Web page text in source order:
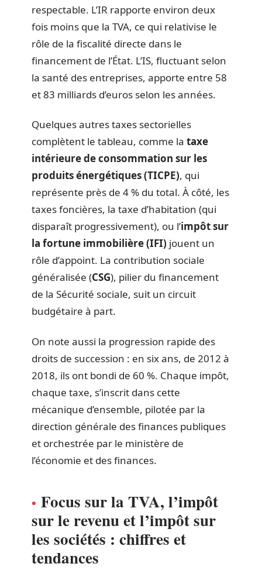
respectable. L’IR rapporte environ deux
fois moins que la TVA, ce qui relativise le
rôle de la fiscalité directe dans le
financement de l’État. L’IS, fluctuant selon
la santé des entreprises, apporte entre 58
et 83 milliards d’euros selon les années.
Quelques autres taxes sectorielles
complètent le tableau, comme la taxe
intérieure de consommation sur les
produits énergétiques (TICPE), qui
représente près de 4 % du total. À côté, les
taxes foncières, la taxe d’habitation (qui
disparaît progressivement), ou l’impôt sur
la fortune immobilière (IFI) jouent un
rôle d’appoint. La contribution sociale
généralisée (CSG), pilier du financement
de la Sécurité sociale, suit un circuit
budgétaire à part.
On note aussi la progression rapide des
droits de succession : en six ans, de 2012 à
2018, ils ont bondi de 60 %. Chaque impôt,
chaque taxe, s’inscrit dans cette
mécanique d’ensemble, pilotée par la
direction générale des finances publiques
et orchestrée par le ministère de
l’économie et des finances.
Focus sur la TVA, l’impôt
sur le revenu et l’impôt sur
les sociétés : chiffres et
tendances